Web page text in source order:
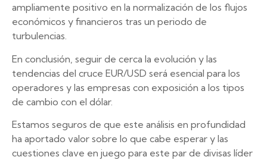
ampliamente positivo en la normalización de los flujos
económicos y financieros tras un periodo de
turbulencias.
En conclusión, seguir de cerca la evolución y las
tendencias del cruce EUR/USD será esencial para los
operadores y las empresas con exposición a los tipos
de cambio con el dólar.
Estamos seguros de que este análisis en profundidad
ha aportado valor sobre lo que cabe esperar y las
cuestiones clave en juego para este par de divisas líder